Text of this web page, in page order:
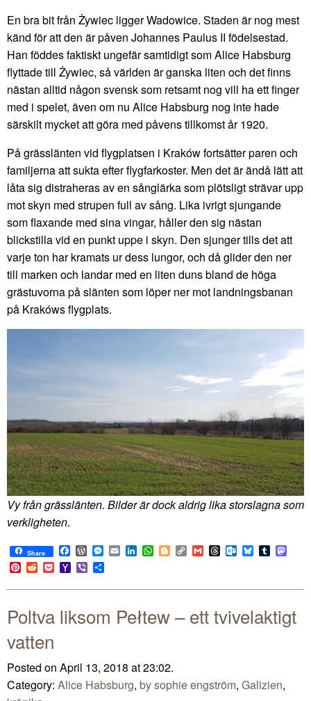
En bra bit från Żywiec ligger Wadowice. Staden är nog mest
känd för att den är påven Johannes Paulus II födelsestad.
Han föddes faktiskt ungefär samtidigt som Alice Habsburg
flyttade till Żywiec, så världen är ganska liten och det finns
nästan alltid någon svensk som retsamt nog vill ha ett finger
med i spelet, även om nu Alice Habsburg nog inte hade
särskilt mycket att göra med påvens tillkomst år 1920.
På grässlänten vid flygplatsen i Kraków fortsätter paren och
familjerna att sukta efter flygfarkoster. Men det är ändå lätt att
låta sig distraheras av en sånglärka som plötsligt strävar upp
mot skyn med strupen full av sång. Lika ivrigt sjungande
som flaxande med sina vingar, håller den sig nästan
blickstilla vid en punkt uppe i skyn. Den sjunger tills det att
varje ton har kramats ur dess lungor, och då glider den ner
till marken och landar med en liten duns bland de höga
grästuvorna på slänten som löper ner mot landningsbanan
på Krakóws flygplats.
Vy från grässlänten. Bilder är dock aldrig lika storslagna som
verkligheten.
Share Facebook
WordPress
Messenger
EmailLinkedIn
WhatsApp
BloggerCopy
Link
GmailThreadsOutlook.com
BlueskyTumblr
Pinterest
RedditPocketYahoo
Mail
Viber
Poltva liksom Pełtew – ett tvivelaktigt
vatten
Posted on April 13, 2018 at 23:02.
Category: Alice Habsburg, by sophie engström, Galizien,